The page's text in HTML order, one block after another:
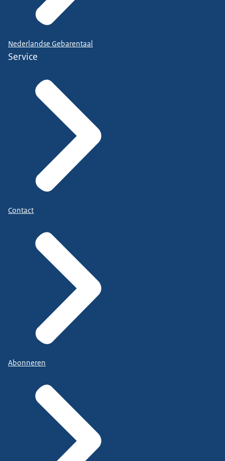
Nederlandse Gebarentaal
Service
Contact
Abonneren